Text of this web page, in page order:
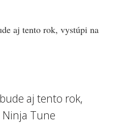
aj tento rok,
Tune